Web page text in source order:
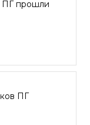
ПГ прошли
ПГ